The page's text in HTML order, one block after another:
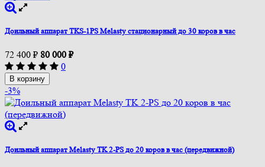
Доильный аппарат TKS-1PS Melasty стационарный до 30 коров в час
72 400 ₽ 80 000 ₽
0
В корзину
-3%
Доильный аппарат Melasty TK 2-PS до 20 коров в час (передвижной)